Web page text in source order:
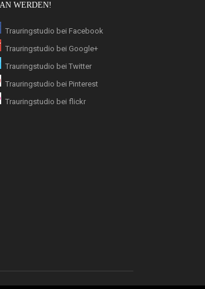
WERDEN!
Trauringstudio bei Facebook
Trauringstudio bei Google+
Trauringstudio bei Twitter
Trauringstudio bei Pinterest
Trauringstudio bei flickr